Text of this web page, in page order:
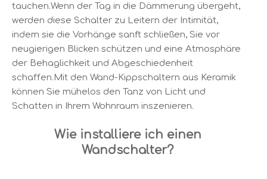
tauchen.Wenn der Tag in die Dämmerung übergeht,
werden diese Schalter zu Leitern der Intimität,
indem sie die Vorhänge sanft schließen, Sie vor
neugierigen Blicken schützen und eine Atmosphäre
der Behaglichkeit und Abgeschiedenheit
schaffen.Mit den Wand-Kippschaltern aus Keramik
können Sie mühelos den Tanz von Licht und
Schatten in Ihrem Wohnraum inszenieren.
Wie installiere ich einen
Wandschalter?